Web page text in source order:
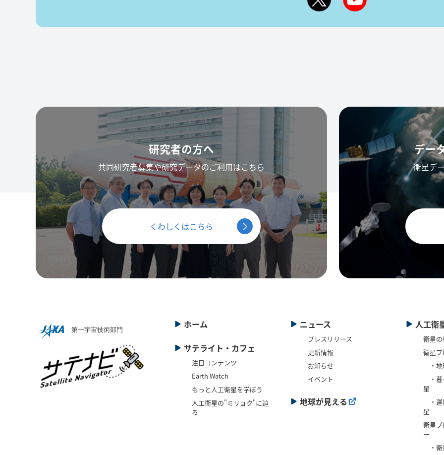
研究者の方へ
共同研究者募集や研究データのご利用はこちら
くわしくはこちら
デー
衛星デ
ホーム
サテライト・カフェ
注目コンテンツ
Earth Watch
もっと人工衛星を学ぼう
人工衛星の"ミリョク"に迫
る
ニュース
プレスリリース
更新情報
お知らせ
イベント
地球が見える
人工衛
衛星
衛星
・地
・暮
星
・運
星
衛星
ー
・衛